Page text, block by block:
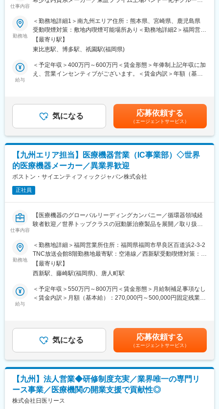
特定の製剤を持たないCSOだからこそ、当社の教育サポートは単
なる知識の提供だけでなく、MRとしての現場力を培うことに比重
を置いております。
オンコロジー領域等の知識を提供するe-learningはもちろん、専門
領域のKOLへの営業ロールプレイングの機会もあり、生き残るMR
としての営業スキルを身に着けることが可能です。
当社の研修内容は大手製薬企業所属MR教育にも使用されておりま
す。
変更の範囲：本文参照
仕事内容
給率87％】
【業務概要】
■当社は整形外科向け医療機器の製造・販売・アフターサービスを
行っております。
■本ポジションでは整形外科医を相手とした医療機器（整形外科向
けインプラント）の営業を担当します。自宅からの直行直帰が基
■病院の医師や看護師等に対する製品PR
■販売代理店に対する販売促進、販売支援活動および情報交換
■顧客を対象とした製品勉強会の企画、運営
【研修制度】
これまで異業種からの転職が90％と未経験の方に多くご入社頂い
ているため、お早めに一人立ちできるよう充実した研修制度を用
意しています。具体的には下記になります。
1か月目：座学研修(業界・製品・医学に関する基礎知識)
2か月目：先輩社員との営業同行
3か月目：座学研修(製品・医学に関する専門知識)、営業ロールプ
レイング
4か月目以降：OJT研修、勉強会など
熊本、鹿児島、宮崎の南九州エリアを想定。
※基本は3県を直行直帰で営業していただくイメージです。
【組織構成・社風】
の方が在籍しております。
面倒見の良い先輩社員が多く、会社としても1on1制度を取り入れ
【業績達成のインセンティブについて】
■支給率：営業社員全体の87％に及びます。
■営業インセンティブ：目標予算100%達成時に年収の約16％(約
640,000円～960,000円)を支給、達成率100%以上はさらに増額
(上限なし)、但し達成率95%以上で支給。
【業務のやりがい】
勤務地
＜勤務地詳細1＞南九州エリア住所：熊本県、宮崎県、鹿児島県
受動喫煙対策：敷地内喫煙可能場所あり＜勤務地詳細2＞福岡営業
所住所：福岡県福岡市博多区比恵町1-1 楠本第7ビル502号勤務地
最寄駅：JR線／博多駅受動喫煙対策：敷地内喫煙可能場所あり変
【最寄り駅】
東比恵駅、博多駅、祇園駅(福岡県)
給与
＜予定年収＞400万円～600万円＜賃金形態＞年俸制上記年収に加
え、営業インセンティブがございます。＜賃金内訳＞年額（基本
律手当を含む）＜昇給有無＞有＜残業手当＞有＜給与補足＞■営業
インセンティブ：目標予算100%達成時に年収の約16％(約
640,000円～960,000円)を支給、達成率100%以上はさらに増額
(上限なし)、但し達成率95%以上で支給。■給与改定：年1回（4
月）※給与詳細は経験等を考慮し、同社規定により決定します。賃
金はあくまでも目安の金額であり、選考を通じて上下する可能性
があります。月給(月額)は固定手当を含めた表記です。
気になる 応募依頼する
（エージェントサービス）
【九州エリア担当】医療機器営業（IC事業部）◇世界
的医療機器メーカー／異業界歓迎
ボストン・サイエンティフィックジャパン株式会社
正社員
仕事内容
【医療機器のグローバルリーディングカンパニー／循環器領域経
験者歓迎／世界トップクラスの冠動脈治療製品を展開／取り扱い
★狭心症・心筋梗塞治療で使用されるステントや画像診断製品な
ど、最先端の循環器製品を取り扱います！
★医師とともに治療方針を考え、患者さんの命に直結する治療を
支援できる仕事です！
★循環器領域は医療機器営業の中でも特に専門性が高く、市場価
値の高いキャリアを形成できます！
Cardiology）にて、冠動脈疾患の治療に使用される医療機器の提
案営業をお任せします。
単なる製品販売ではなく、医師や医療従事者と連携しながら治療
狭心症や心筋梗塞などの冠動脈疾患に対し、ステントやバルーン
カテーテル、血管内イメージングシステムなどの先進的な医療機
器を用いた低侵襲治療の普及を通じて、患者さんの生命予後や
QOL向上、そして医療現場への価値提供に貢献いただきます。
勤務地
＜勤務地詳細＞福岡営業所住所：福岡県福岡市早良区百道浜2-3-2
TNC放送会館8階勤務地最寄駅：空港線／西新駅受動喫煙対策：屋
内全面禁煙変更の範囲：会社の定める事業所（リモートワーク含
む）
【最寄り駅】
西新駅、藤崎駅(福岡県)、唐人町駅
給与
＜予定年収＞550万円～800万円＜賃金形態＞月給制補足事項なし
＜賃金内訳＞月額（基本給）：270,000円～500,000円固定残業手
＞※上記は、セールスインセンティブのターゲット金額を含めた理
論年収となります。セールスインセンティブは個人業績により算
定されます。※具体的な年収金額については能力・経験等を考慮し
て決定・提示いたします。賃金はあくまでも目安の金額であり、
選考を通じて上下する可能性があります。月給(月額)は固定手当を
含めた表記です。
気になる 応募依頼する
（エージェントサービス）
【九州】法人営業◆研修制度充実／業界唯一の専門リ
ース事業／医療機関の開業支援で貢献性◎
株式会社日医リース